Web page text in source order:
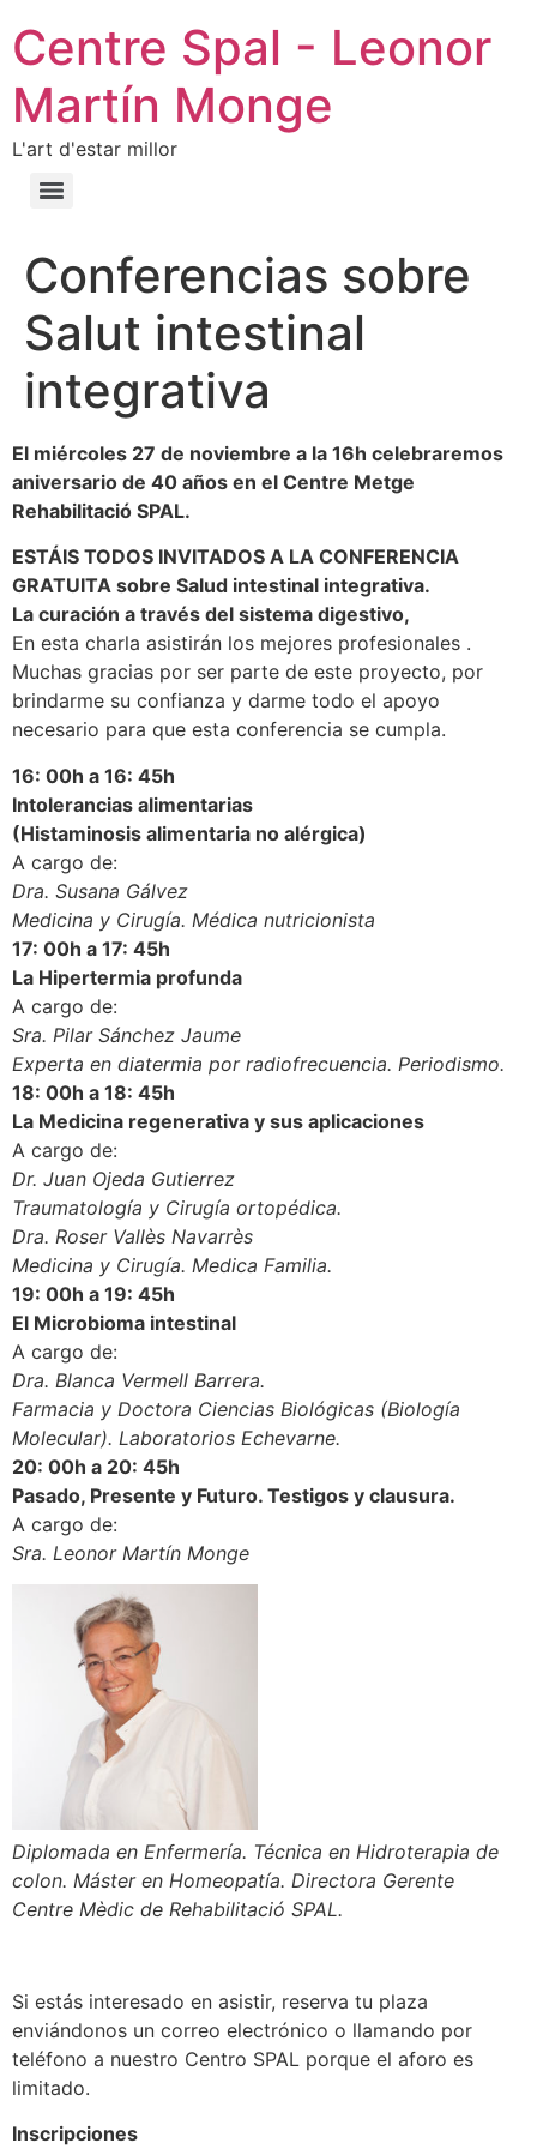
Centre Spal - Leonor
Martín Monge
L'art d'estar millor
Conferencias sobre
Salut intestinal
integrativa
El miércoles 27 de noviembre a la 16h celebraremos
aniversario de 40 años en el Centre Metge
Rehabilitació SPAL.
ESTÁIS TODOS INVITADOS A LA CONFERENCIA
GRATUITA sobre Salud intestinal integrativa.
La curación a través del sistema digestivo,
En esta charla asistirán los mejores profesionales .
Muchas gracias por ser parte de este proyecto, por
brindarme su confianza y darme todo el apoyo
necesario para que esta conferencia se cumpla.
16: 00h a 16: 45h
Intolerancias alimentarias
(Histaminosis alimentaria no alérgica)
A cargo de:
Dra. Susana Gálvez
Medicina y Cirugía. Médica nutricionista
17: 00h a 17: 45h
La Hipertermia profunda
A cargo de:
Sra. Pilar Sánchez Jaume
Experta en diatermia por radiofrecuencia. Periodismo.
18: 00h a 18: 45h
La Medicina regenerativa y sus aplicaciones
A cargo de:
Dr. Juan Ojeda Gutierrez
Traumatología y Cirugía ortopédica.
Dra. Roser Vallès Navarrès
Medicina y Cirugía. Medica Familia.
19: 00h a 19: 45h
El Microbioma intestinal
A cargo de:
Dra. Blanca Vermell Barrera.
Farmacia y Doctora Ciencias Biológicas (Biología
Molecular). Laboratorios Echevarne.
20: 00h a 20: 45h
Pasado, Presente y Futuro. Testigos y clausura.
A cargo de:
Sra. Leonor Martín Monge
Diplomada en Enfermería. Técnica en Hidroterapia de
colon. Máster en Homeopatía. Directora Gerente
Centre Mèdic de Rehabilitació SPAL.
Si estás interesado en asistir, reserva tu plaza
enviándonos un correo electrónico o llamando por
teléfono a nuestro Centro SPAL porque el aforo es
limitado.
Inscripciones